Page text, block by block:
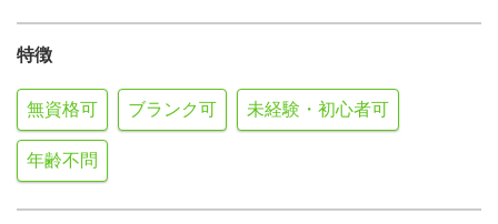
特徴
無資格可 ブランク可 未経験・初心者可
年齢不問